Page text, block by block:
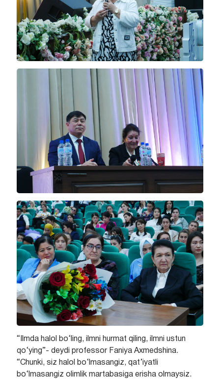
“Ilmda halol bo‘ling, ilmni hurmat qiling, ilmni ustun
qo‘ying”- deydi professor Faniya Axmedshina.
“Chunki, siz halol bo‘lmasangiz, qat’iyatli
bo‘lmasangiz olimlik martabasiga erisha olmaysiz.